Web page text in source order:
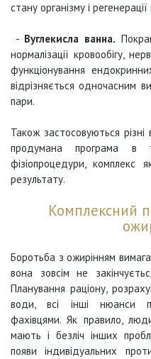
стану організму і регенерації
- Вуглекисла ванна.
нормалізації кровообігу,
функціонування
відрізняється одночасним
пари.
Також застосовуються різні
продумана програма в
фізіопроцедури, комплекс
результату.
Комплексний
Боротьба з ожирінням
вона зовсім не
Планування раціону,
води, всі інші нюанси
фахівцями. Як правило,
мають і безліч інших
появи індивідуальних